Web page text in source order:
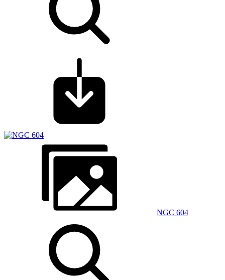
NGC 604